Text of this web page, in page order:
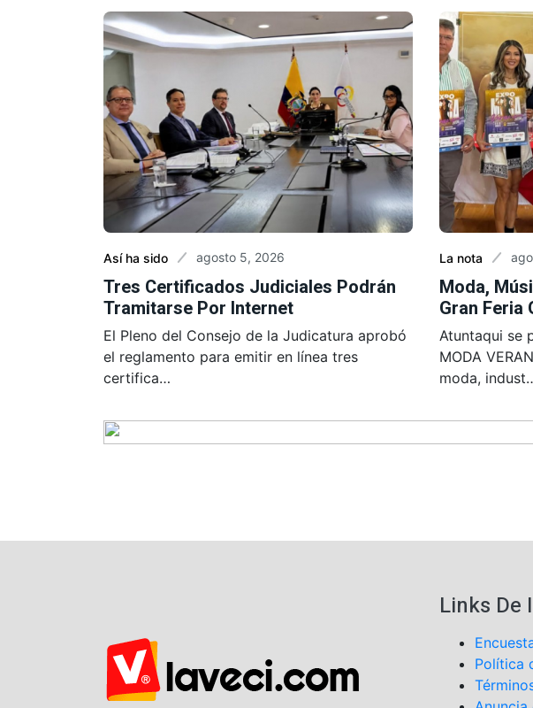
Así ha sido agosto 5, 2026
Tres Certificados Judiciales Podrán
Tramitarse Por Internet
El Pleno del Consejo de la Judicatura aprobó
el reglamento para emitir en línea tres
certifica…
La nota
Moda,
Gran Feria
Atuntaqui se
MODA
moda,
Links De
Política